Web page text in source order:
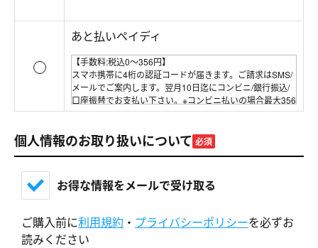
あと払いペイディ
【手数料:税込0～356円】
スマホ携帯に4桁の認証コードが届きます。ご請求はSMS/
メールでご案内します。翌月10日迄にコンビニ/銀行振込/
口座振替でお支払い下さい。※コンビニ払いの場合最大356
円(税込)の手数料、銀行振込の場合は振込手数料がかかり
個人情報のお取り扱いについて 必須
お得な情報をメールで受け取る
ご購入前に利用規約 ・ プライバシーポリシーを必ずお
読みください